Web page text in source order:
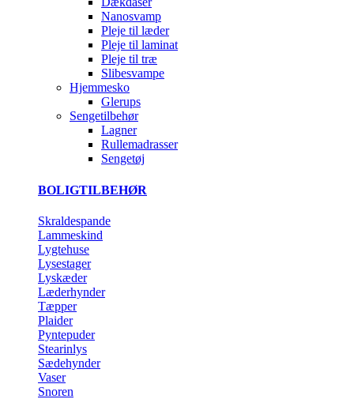
Nanosvamp
Pleje til læder
Pleje til laminat
Pleje til træ
Slibesvampe
Hjemmesko
Glerups
Sengetilbehør
Lagner
Rullemadrasser
Sengetøj
BOLIGTILBEHØR
Skraldespande
Lammeskind
Lygtehuse
Lysestager
Lyskæder
Læderhynder
Tæpper
Plaider
Pyntepuder
Stearinlys
Sædehynder
Vaser
Snoren